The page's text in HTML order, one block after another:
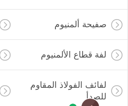
صفيحة ألمنيوم
لفة قطاع الألمنيوم
لفائف الفولاذ المقاوم
للصدأ